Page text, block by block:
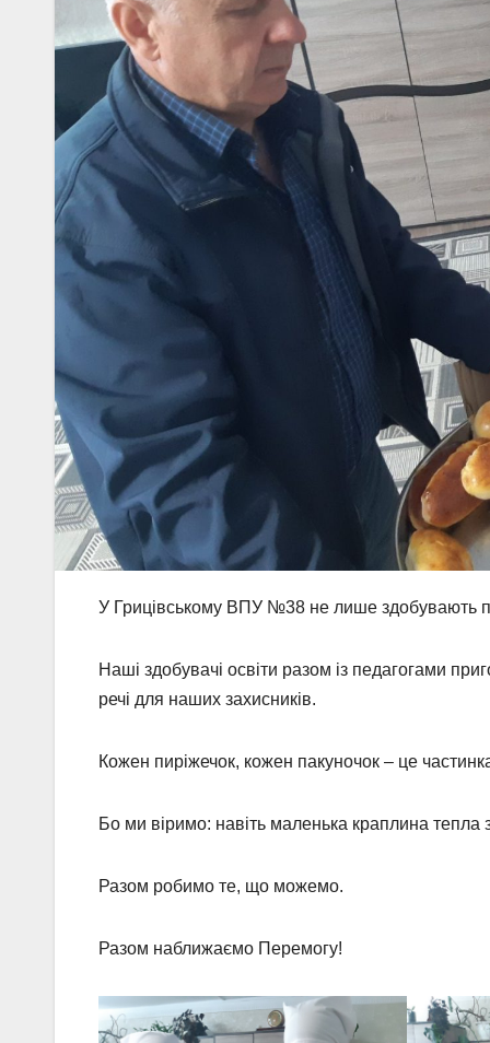
У Грицівському ВПУ №38 не лише здобувають
Наші здобувачі освіти разом із педагогами
речі для наших захисників.
Кожен пиріжечок, кожен пакуночок – це
Бо ми віримо: навіть маленька краплина тепла
Разом робимо те, що можемо.
Разом наближаємо Перемогу!